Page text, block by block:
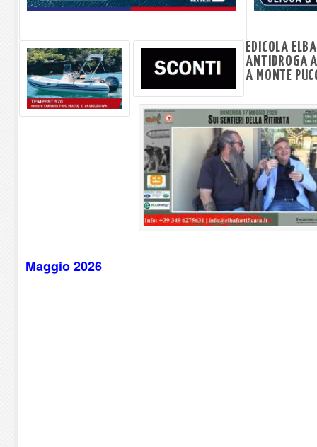
EDICOLA
ANTIDROGA
A MONTE
Maggio 2026